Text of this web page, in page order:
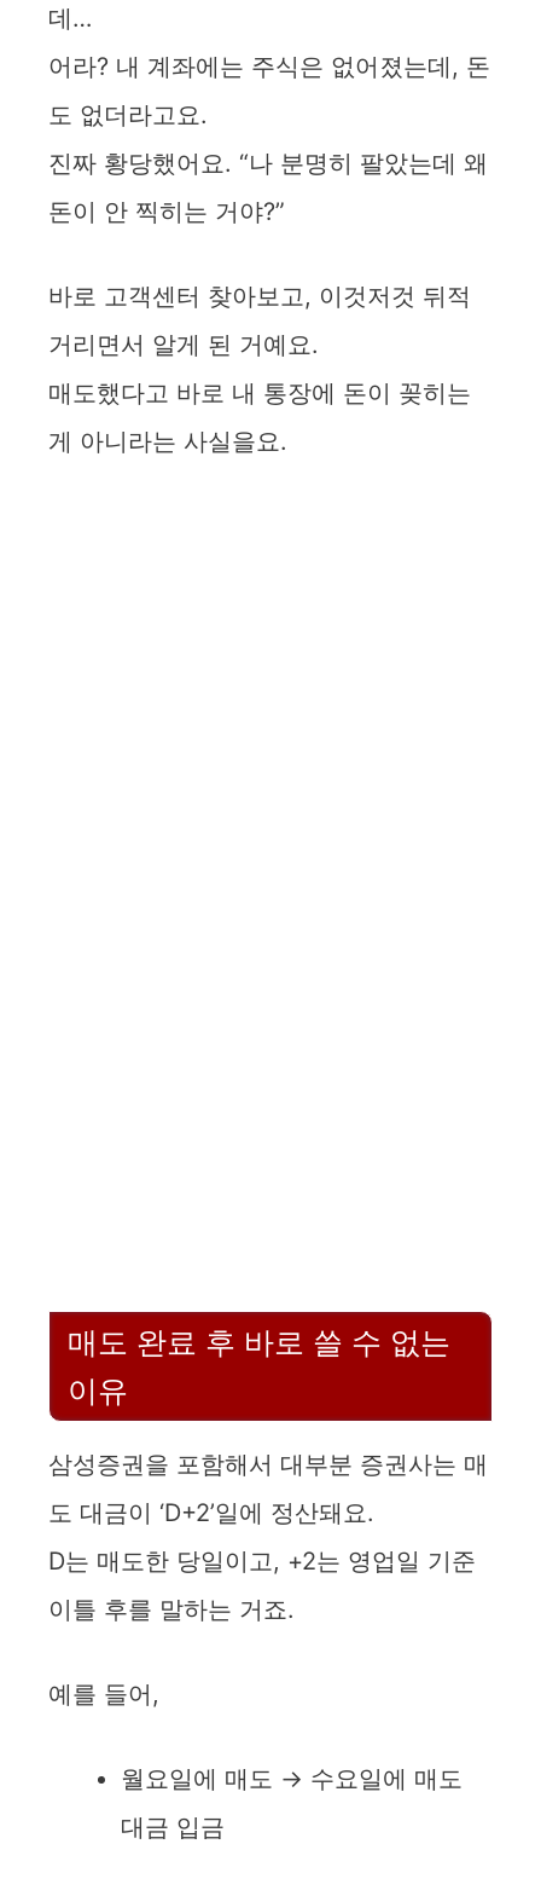
데…
어라? 내 계좌에는 주식은 없어졌는데, 돈
도 없더라고요.
진짜 황당했어요. “나 분명히 팔았는데 왜
돈이 안 찍히는 거야?”
바로 고객센터 찾아보고, 이것저것 뒤적
거리면서 알게 된 거예요.
매도했다고 바로 내 통장에 돈이 꽂히는
게 아니라는 사실을요.
매도 완료 후 바로 쓸 수 없는
이유
삼성증권을 포함해서 대부분 증권사는 매
도 대금이 ‘D+2’일에 정산돼요.
D는 매도한 당일이고, +2는 영업일 기준
이틀 후를 말하는 거죠.
예를 들어,
월요일에 매도 → 수요일에 매도
대금 입금